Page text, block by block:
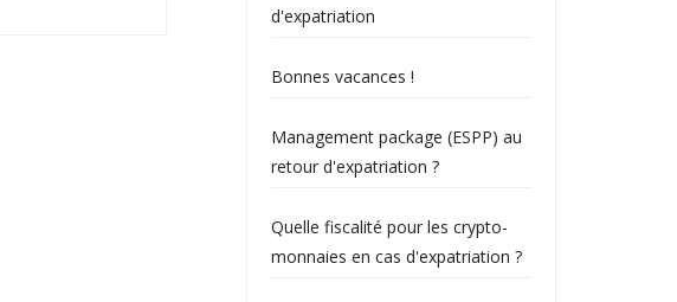
d'expatriation
Bonnes vacances !
Management package (ESPP) au
retour d'expatriation ?
Quelle fiscalité pour les crypto-
monnaies en cas d'expatriation ?